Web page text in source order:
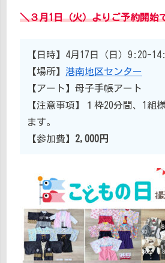
＼３月1日（火）よりご予約開始
【日時】4月17日（日）9:20-
【場所】 港南地区センター
【アート】母子手帳アート
【注意事項】１枠20分間、1組
ます。
【参加費】 2,000円